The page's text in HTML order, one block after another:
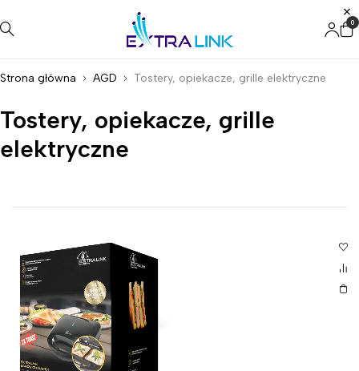
0
Strona główna AGD Tostery, opiekacze, grille elektryczne
Tostery, opiekacze, grille
elektryczne